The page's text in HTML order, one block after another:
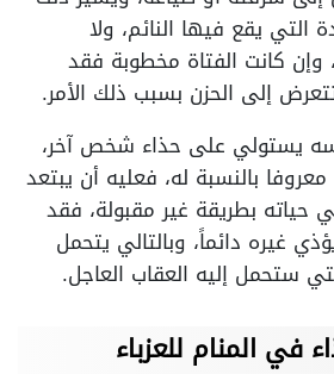
التي يقع فيها النائم، ولا
كانت الفتاة مخطوبة فقد
إلى الحزن بسبب ذلك الأمر.
يستولي على حذاء شخص آخر،
بالنسبة له، فعليه أن يبتعد
بطريقة غير مقبولة، فقد
غيره دائماً، وبالتالي يتحمل
ستحمل إليه العقاب العاجل.
في المنام للعزباء